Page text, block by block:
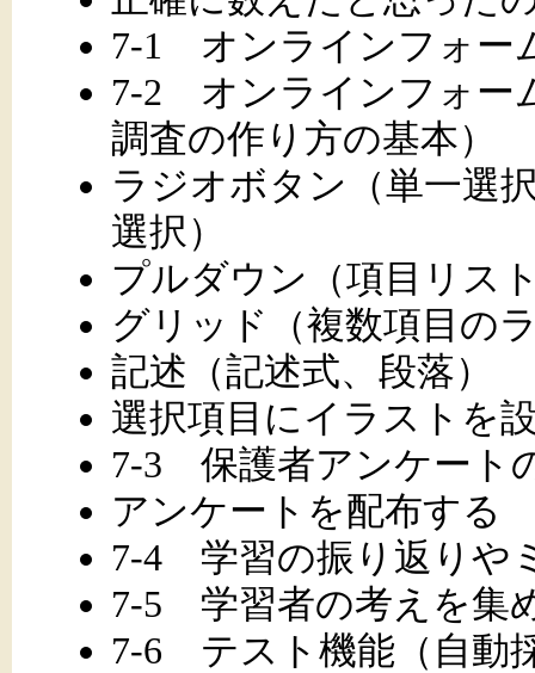
7-1 オンラインフォー
7-2 オンラインフォー
調査の作り方の基本）
ラジオボタン（単一選
選択）
プルダウン（項目リス
グリッド（複数項目の
記述（記述式、段落）
選択項目にイラストを
7-3 保護者アンケート
アンケートを配布する
7-4 学習の振り返りや
7-5 学習者の考えを集
7-6 テスト機能（自動